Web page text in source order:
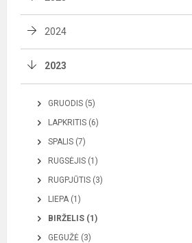
2024
2023
GRUODIS (5)
LAPKRITIS (6)
SPALIS (7)
RUGSĖJIS (1)
RUGPJŪTIS (3)
LIEPA (1)
BIRŽELIS (1)
GEGUŽĖ (3)